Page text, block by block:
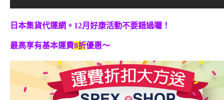
日本集貨代運網。12月好康活動不要錯過囉！
最高享有基本運費8折優惠～